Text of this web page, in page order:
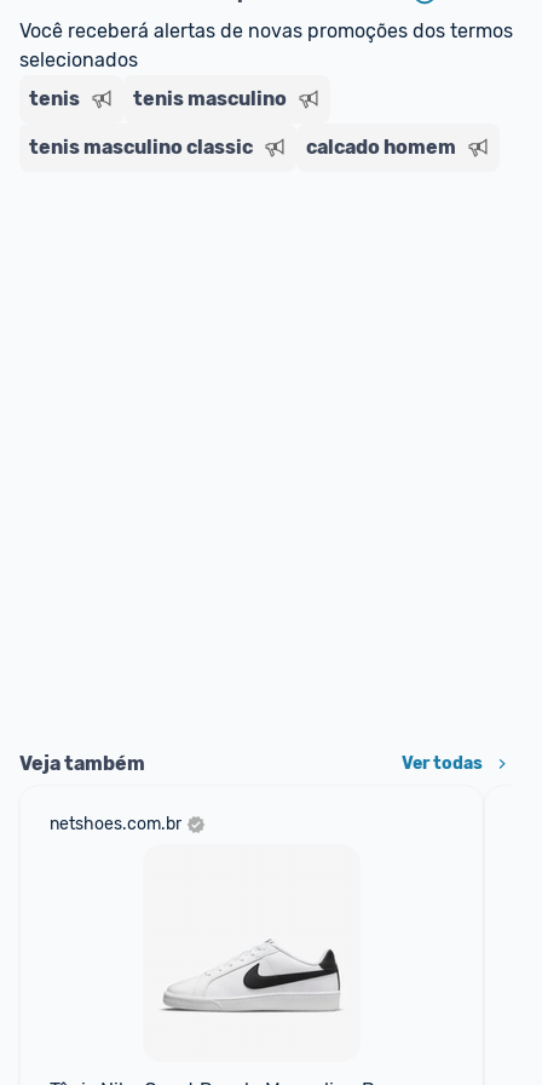
E lembre-se: você sempre pode contar ajuda da
comunidade para tirar dúvidas ou acionar os
nossos Admins marcando @admin
Você receberá alertas de novas promoções dos termos
selecionados
tenis
tenis masculino
tenis masculino classic calcado homem
Veja também Ver todas
netshoes.com.br